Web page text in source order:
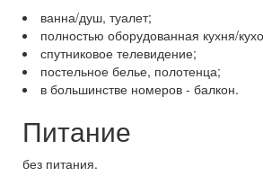
ванна/душ, туалет;
полностью оборудованная кухня/
спутниковое телевидение;
постельное белье, полотенца;
в большинстве номеров - балкон.
Питание
без питания.